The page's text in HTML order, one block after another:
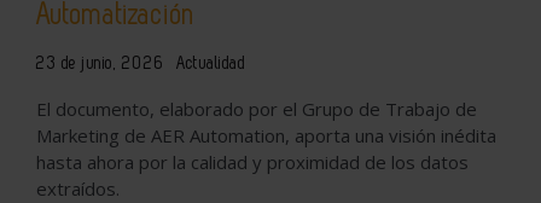
Automatización
23 de junio, 2026 Actualidad
El documento, elaborado por el Grupo de Trabajo de
Marketing de AER Automation, aporta una visión inédita
hasta ahora por la calidad y proximidad de los datos
extraídos.